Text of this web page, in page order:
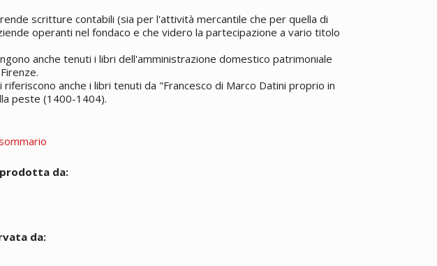
scritture contabili (sia per l'attività mercantile che per quella di
operanti nel fondaco e che videro la partecipazione a vario titolo
anche tenuti i libri dell'amministrazione domestico patrimoniale
riferiscono anche i libri tenuti da "Francesco di Marco Datini proprio in
peste (1400-1404).
da:
da: